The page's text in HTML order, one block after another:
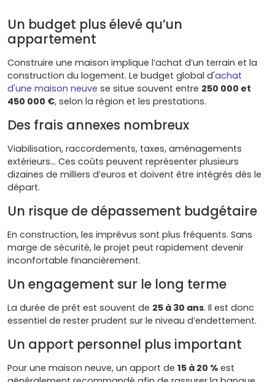
Un budget plus élevé qu’un
appartement
Construire une maison implique l’achat d’un terrain et la
construction du logement. Le budget global d'achat
d'une maison neuve se situe souvent entre 250 000 et
450 000 €, selon la région et les prestations.
Des frais annexes nombreux
Viabilisation, raccordements, taxes, aménagements
extérieurs… Ces coûts peuvent représenter plusieurs
dizaines de milliers d’euros et doivent être intégrés dès le
départ.
Un risque de dépassement budgétaire
En construction, les imprévus sont plus fréquents. Sans
marge de sécurité, le projet peut rapidement devenir
inconfortable financièrement.
Un engagement sur le long terme
La durée de prêt est souvent de 25 à 30 ans. Il est donc
essentiel de rester prudent sur le niveau d’endettement.
Un apport personnel plus important
Pour une maison neuve, un apport de 15 à 20 % est